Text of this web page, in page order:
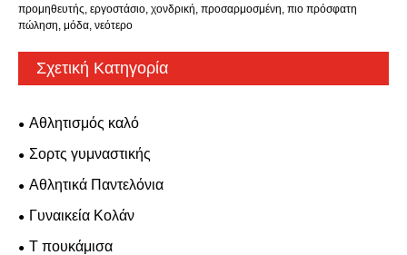
προμηθευτής, εργοστάσιο, χονδρική, προσαρμοσμένη, πιο πρόσφατη
πώληση, μόδα, νεότερο
Σχετική Κατηγορία
Αθλητισμός καλό
Σορτς γυμναστικής
Αθλητικά Παντελόνια
Γυναικεία Κολάν
T πουκάμισα